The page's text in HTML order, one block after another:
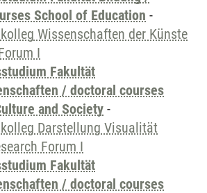
School of Education -
Wissenschaften der Künste
I
Fakultät
/ doctoral courses
and Society -
Darstellung Visualität
Forum I
Fakultät
/ doctoral courses